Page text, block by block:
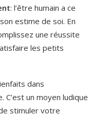
: l’être humain a ce
estime de soi. En
une réussite
les petits
dans
C’est un moyen ludique
stimuler votre